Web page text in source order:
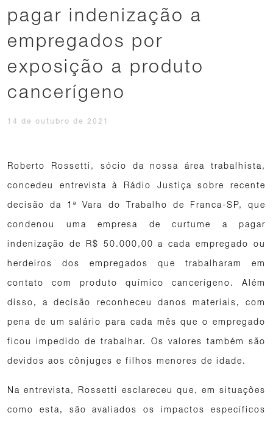
pagar indenização a
empregados por
exposição a produto
cancerígeno
14 de outubro de 2021
Roberto Rossetti, sócio da nossa área trabalhista,
concedeu entrevista à Rádio Justiça sobre recente
decisão da 1ª Vara do Trabalho de Franca-SP, que
condenou uma empresa de curtume a pagar
indenização de R$ 50.000,00 a cada empregado ou
herdeiros dos empregados que trabalharam em
contato com produto químico cancerígeno. Além
disso, a decisão reconheceu danos materiais, com
pena de um salário para cada mês que o empregado
ficou impedido de trabalhar. Os valores também são
devidos aos cônjuges e filhos menores de idade.
Na entrevista, Rossetti esclareceu que, em situações
como esta, são avaliados os impactos específicos